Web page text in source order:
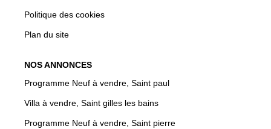
Politique des cookies
Plan du site
NOS ANNONCES
Programme Neuf à vendre, Saint paul
Villa à vendre, Saint gilles les bains
Programme Neuf à vendre, Saint pierre